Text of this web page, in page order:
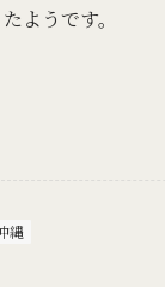
ようです。
縄